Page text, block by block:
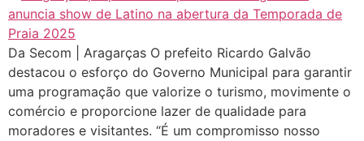
Da Secom | Aragarças O prefeito Ricardo Galvão
destacou o esforço do Governo Municipal para garantir
uma programação que valorize o turismo, movimente o
comércio e proporcione lazer de qualidade para
moradores e visitantes. “É um compromisso nosso